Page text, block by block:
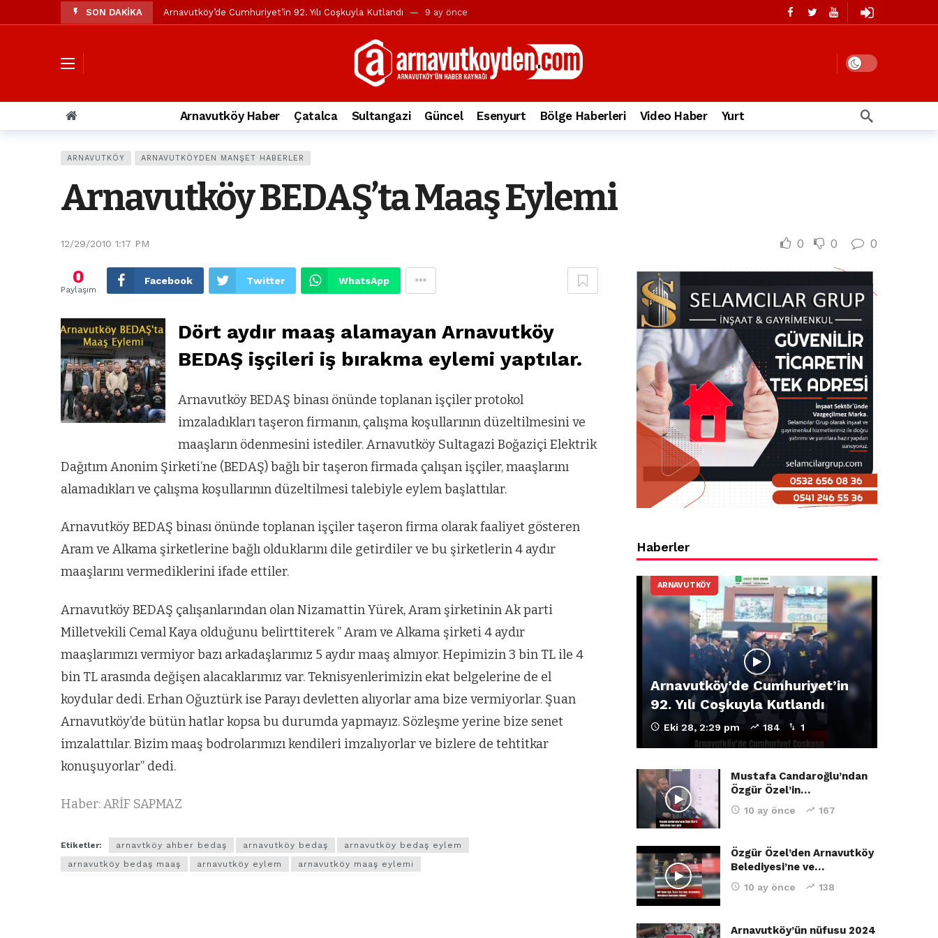
SON DAKİKA Arnavutköy’de Cumhuriyet’in 92. Yılı Coşkuyla Kutlandı 9 ay önce
Özgür Özel’den Arnavutköy Belediyesi’ne ve Mustafa Candaroğlu’na yönelik suçlamalar 10 ay önce
Arnavutköy’ün nüfusu 2024 yılında 344.868’e ulaştı 1 yıl önce
Arnavutköy Taşoluk’ta seyir halindeki otomobil alev alev yandı. 2 yıl önce
Arnavutköy İmrahor Mahallesi sakinleri protesto gösterisi düzenledi 2 yıl önce
Toprak kaydı: 3 hafriyat kamyonu birbirlerinin üzerine devrildi
İstanbul Havalimanı yolundaki kazada, taksideki yolcu öldü 3 yıl önce
Arnavutkoy Belediyesi’ne su baskını tepkisi 3 yıl önce
Arnavutköy Haber Çatalca Sultangazi Güncel Esenyurt Bölge Haberleri Video Haber Yurt
ARNAVUTKÖY ARNAVUTKÖYDEN MANŞET HABERLER
Arnavutköy BEDAŞ’ta Maaş Eylemi
12/29/2010 1:17 PM 0 0 0
0
Paylaşım
Facebook Twitter WhatsApp
Dört aydır maaş alamayan Arnavutköy
BEDAŞ işçileri iş bırakma eylemi yaptılar.
Arnavutköy BEDAŞ binası önünde toplanan işçiler protokol
imzaladıkları taşeron firmanın, çalışma koşullarının düzeltilmesini ve
maaşların ödenmesini istediler. Arnavutköy Sultagazi Boğaziçi Elektrik
Dağıtım Anonim Şirketi’ne (BEDAŞ) bağlı bir taşeron firmada çalışan işçiler, maaşlarını
alamadıkları ve çalışma koşullarının düzeltilmesi talebiyle eylem başlattılar.
Arnavutköy BEDAŞ binası önünde toplanan işçiler taşeron firma olarak faaliyet gösteren
Aram ve Alkama şirketlerine bağlı olduklarını dile getirdiler ve bu şirketlerin 4 aydır
maaşlarını vermediklerini ifade ettiler.
Arnavutköy BEDAŞ çalışanlarından olan Nizamattin Yürek, Aram şirketinin Ak parti
Milletvekili Cemal Kaya olduğunu belirttiterek ” Aram ve Alkama şirketi 4 aydır
maaşlarımızı vermiyor bazı arkadaşlarımız 5 aydır maaş almıyor. Hepimizin 3 bin TL ile 4
bin TL arasında değişen alacaklarımız var. Teknisyenlerimizin ekat belgelerine de el
koydular dedi. Erhan Oğuztürk ise Parayı devletten alıyorlar ama bize vermiyorlar. Şuan
Arnavutköy’de bütün hatlar kopsa bu durumda yapmayız. Sözleşme yerine bize senet
imzalattılar. Bizim maaş bodrolarımızı kendileri imzalıyorlar ve bizlere de tehtitkar
konuşuyorlar” dedi.
Haber: ARİF SAPMAZ
Etiketler: arnavtköy ahber bedaş arnavutköy bedaş
arnavutköy bedaş eylem
arnavutköy bedaş maaş
arnavutköy eylem arnavutköy maaş eylemi
Haberler
ARNAVUTKÖY
Arnavutköy’de Cumhuriyet’in
92. Yılı Coşkuyla Kutlandı
Eki 28, 2:29 pm 184 1
Mustafa Candaroğlu’ndan
Özgür Özel’in…
10 ay önce 167
Özgür Özel’den Arnavutköy
Belediyesi’ne ve…
10 ay önce 138
Arnavutköy’ün nüfusu 2024